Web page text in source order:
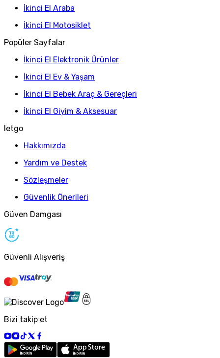
İkinci El Araba
İkinci El Motosiklet
Popüler Sayfalar
İkinci El Elektronik Ürünler
İkinci El Ev & Yaşam
İkinci El Bebek Araç & Gereçleri
İkinci El Giyim & Aksesuar
letgo
Hakkımızda
Yardım ve Destek
Sözleşmeler
Güvenlik Önerileri
Güven Damgası
Güvenli Alışveriş
Bizi takip et